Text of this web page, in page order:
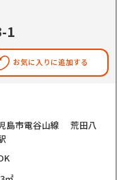
1
お気に入りに追加する
島市電谷山線 荒田八